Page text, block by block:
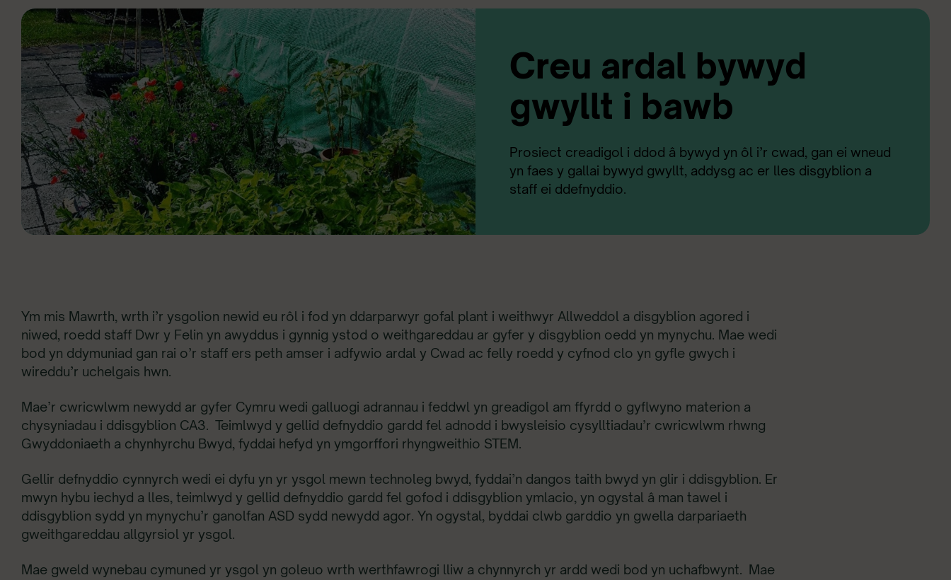
Creu ardal bywyd
gwyllt i bawb
Prosiect creadigol i ddod â bywyd yn ôl i’r cwad, gan ei wneud
yn faes y gallai bywyd gwyllt, addysg ac er lles disgyblion a
staff ei ddefnyddio.
Ym mis Mawrth, wrth i’r ysgolion newid eu rôl i fod yn ddarparwyr gofal plant i weithwyr Allweddol a disgyblion agored i
niwed, roedd staff Dwr y Felin yn awyddus i gynnig ystod o weithgareddau ar gyfer y disgyblion oedd yn mynychu. Mae wedi
bod yn ddymuniad gan rai o’r staff ers peth amser i adfywio ardal y Cwad ac felly roedd y cyfnod clo yn gyfle gwych i
wireddu’r uchelgais hwn.
Mae’r cwricwlwm newydd ar gyfer Cymru wedi galluogi adrannau i feddwl yn greadigol am ffyrdd o gyflwyno materion a
chysyniadau i ddisgyblion CA3. Teimlwyd y gellid defnyddio gardd fel adnodd i bwysleisio cysylltiadau’r cwricwlwm rhwng
Gwyddoniaeth a chynhyrchu Bwyd, fyddai hefyd yn ymgorffori rhyngweithio STEM.
Gellir defnyddio cynnyrch wedi ei dyfu yn yr ysgol mewn technoleg bwyd, fyddai’n dangos taith bwyd yn glir i ddisgyblion. Er
mwyn hybu iechyd a lles, teimlwyd y gellid defnyddio gardd fel gofod i ddisgyblion ymlacio, yn ogystal â man tawel i
ddisgyblion sydd yn mynychu’r ganolfan ASD sydd newydd agor. Yn ogystal, byddai clwb garddio yn gwella darpariaeth
gweithgareddau allgyrsiol yr ysgol.
Mae gweld wynebau cymuned yr ysgol yn goleuo wrth werthfawrogi lliw a chynnyrch yr ardd wedi bod yn uchafbwynt. Mae